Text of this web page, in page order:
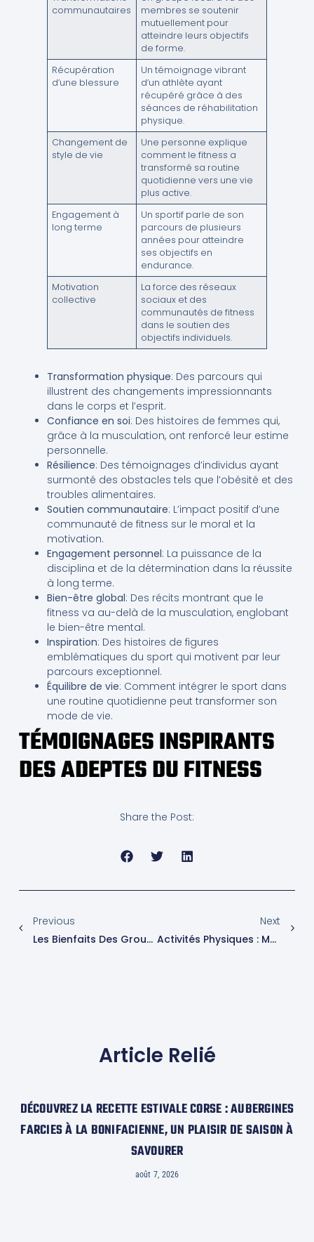
communautaires
membres se soutenir
mutuellement pour
atteindre leurs objectifs
de forme.
Récupération
d’une blessure
Un témoignage vibrant
d’un athlète ayant
récupéré grâce à des
séances de réhabilitation
physique.
Changement de
style de vie
Une personne explique
comment le fitness a
transformé sa routine
quotidienne vers une vie
plus active.
Engagement à
long terme
Un sportif parle de son
parcours de plusieurs
années pour atteindre
ses objectifs en
endurance.
Motivation
collective
La force des réseaux
sociaux et des
communautés de fitness
dans le soutien des
objectifs individuels.
Transformation physique: Des parcours qui
illustrent des changements impressionnants
dans le corps et l’esprit.
Confiance en soi: Des histoires de femmes qui,
grâce à la musculation, ont renforcé leur estime
personnelle.
Résilience: Des témoignages d’individus ayant
surmonté des obstacles tels que l’obésité et des
troubles alimentaires.
Soutien communautaire: L’impact positif d’une
communauté de fitness sur le moral et la
motivation.
Engagement personnel: La puissance de la
disciplina et de la détermination dans la réussite
à long terme.
Bien-être global: Des récits montrant que le
fitness va au-delà de la musculation, englobant
le bien-être mental.
Inspiration: Des histoires de figures
emblématiques du sport qui motivent par leur
parcours exceptionnel.
Équilibre de vie: Comment intégrer le sport dans
une routine quotidienne peut transformer son
mode de vie.
TÉMOIGNAGES INSPIRANTS
DES ADEPTES DU FITNESS
Share the Post:
Previous
Les Bienfaits Des Groupes De Soutien En Fitness
Next
Activités Physiques : Marcher, Faire Du Yoga Ou Pratiquer Un Sport Pour Lutter Contre La Sédentarité ?
Article Relié
DÉCOUVREZ LA RECETTE ESTIVALE CORSE : AUBERGINES
FARCIES À LA BONIFACIENNE, UN PLAISIR DE SAISON À
SAVOURER
août 7, 2026